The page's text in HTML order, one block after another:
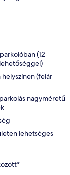
(12
helyszínen (felár
nagyméretű
lehetséges